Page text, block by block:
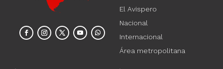
El Avispero
Nacional
Internacional
Área metropolitana